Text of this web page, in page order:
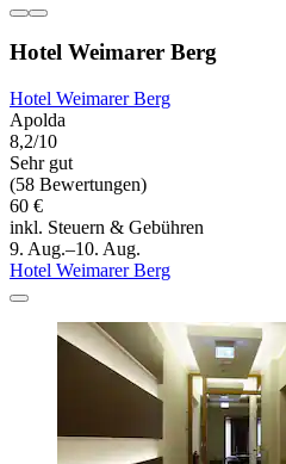
Hotel Weimarer Berg
Hotel Weimarer Berg
Apolda
8,2/10
Sehr gut
(58 Bewertungen)
60 €
inkl. Steuern & Gebühren
9. Aug.–10. Aug.
Hotel Weimarer Berg